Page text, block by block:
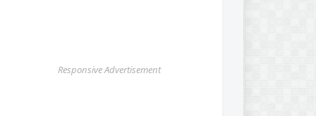
Responsive Advertisement